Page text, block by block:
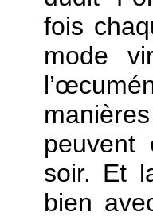
fois
mode
peuvent
soir. Et
bien